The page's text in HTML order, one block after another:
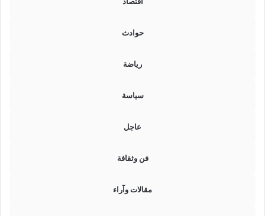
حوادث
رياضة
سياسة
عاجل
فن وثقافة
مقالات وآراء